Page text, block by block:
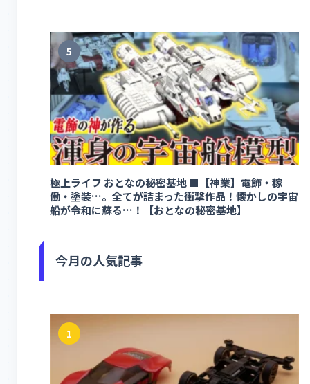
5
極上ライフ おとなの秘密基地 ■【神業】電飾・稼
働・塗装…。全てが詰まった衝撃作品！懐かしの宇宙
船が令和に蘇る…！【おとなの秘密基地】
今月の人気記事
1